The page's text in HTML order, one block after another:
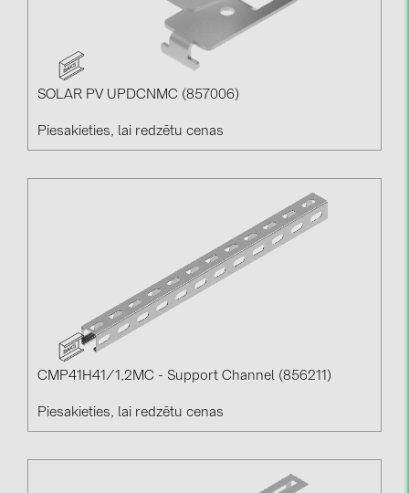
SOLAR PV UPDCNMC (857006)
Piesakieties, lai redzētu cenas
CMP41H41/1,2MC - Support Channel (856211)
Piesakieties, lai redzētu cenas